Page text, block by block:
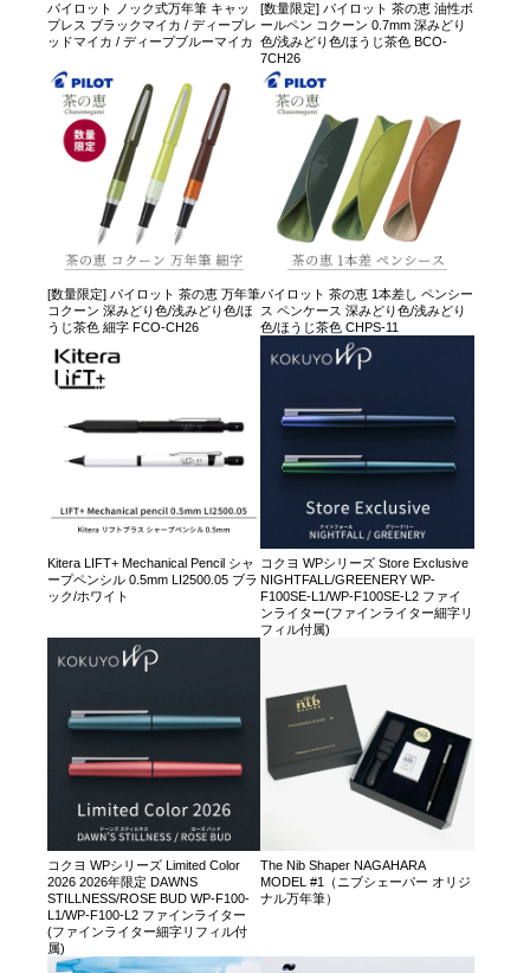
パイロット ノック式万年筆 キャッ
プレス ブラックマイカ / ディープレ
ッドマイカ / ディープブルーマイカ
[数量限定] パイロット 茶の恵 油性ボ
ールペン コクーン 0.7mm 深みどり
色/浅みどり色/ほうじ茶色 BCO-
7CH26
[数量限定] パイロット 茶の恵 万年筆
コクーン 深みどり色/浅みどり色/ほ
うじ茶色 細字 FCO-CH26
パイロット 茶の恵 1本差し ペンシー
ス ペンケース 深みどり色/浅みどり
色/ほうじ茶色 CHPS-11
Kitera LIFT+ Mechanical Pencil シャ
ープペンシル 0.5mm LI2500.05 ブラ
ック/ホワイト
コクヨ WPシリーズ Store Exclusive
NIGHTFALL/GREENERY WP-
F100SE-L1/WP-F100SE-L2 ファイ
ンライター(ファインライター細字リ
フィル付属)
コクヨ WPシリーズ Limited Color
2026 2026年限定 DAWNS
STILLNESS/ROSE BUD WP-F100-
L1/WP-F100-L2 ファインライター
(ファインライター細字リフィル付
属)
The Nib Shaper NAGAHARA
MODEL #1（ニブシェーパー オリジ
ナル万年筆）